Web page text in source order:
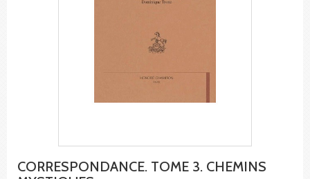
CORRESPONDANCE. TOME 3. CHEMINS